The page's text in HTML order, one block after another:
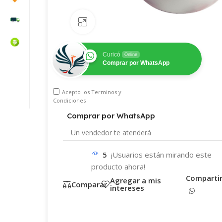
correo electrónico
Curicó Online
Comprar por WhatsApp
Acepto los Terminos y
Condiciones
Comprar por WhatsApp
Un vendedor te atenderá
5 ¡Usuarios están mirando este
producto ahora!
Comparar Agregar a mis
intereses
Compartir